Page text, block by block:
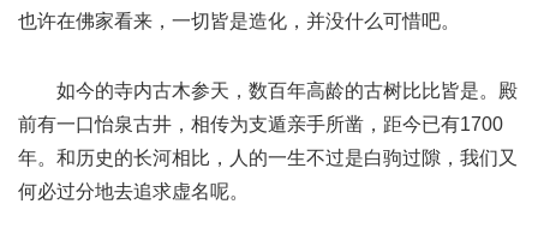
也许在佛家看来，一切皆是造化，并没什么可惜吧。
如今的寺内古木参天，数百年高龄的古树比比皆是。殿
前有一口怡泉古井，相传为支遁亲手所凿，距今已有1700
年。和历史的长河相比，人的一生不过是白驹过隙，我们又
何必过分地去追求虚名呢。